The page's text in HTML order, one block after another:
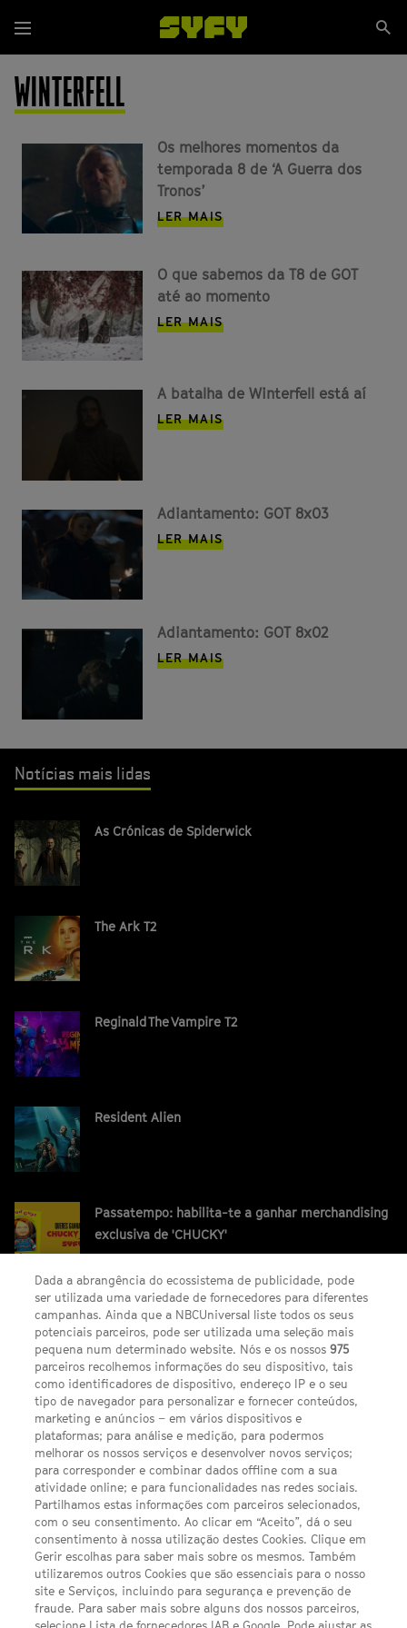
para
o
conteúdo
principal
Menu
WINTERFELL
Os melhores momentos da
temporada 8 de ‘A Guerra dos
Tronos’
LER MAIS
O que sabemos da T8 de GOT
até ao momento
LER MAIS
A batalha de Winterfell está aí
LER MAIS
Adiantamento: GOT 8x03
LER MAIS
Adiantamento: GOT 8x02
LER MAIS
Notícias mais lidas
As Crónicas de Spiderwick
The Ark T2
Reginald The Vampire T2
Resident Alien
Passatempo: habilita-te a ganhar merchandising
exclusiva de 'CHUCKY'
SEGUE-NOS
FACEBOOK
TWITTER
YOUTUBEINSTAGRAM
LINKS ÚTEIS
Escolhas de Anúncios
Política de privacidade
Termos E Condições
FILMES
Dada a abrangência do ecossistema de publicidade, pode
ser utilizada uma variedade de fornecedores para diferentes
campanhas. Ainda que a NBCUniversal liste todos os seus
potenciais parceiros, pode ser utilizada uma seleção mais
pequena num determinado website. Nós e os nossos975
parceiros recolhemos informações do seu dispositivo, tais
como identificadores de dispositivo, endereço IP e o seu
tipo de navegador para personalizar e fornecer conteúdos,
marketing e anúncios – em vários dispositivos e
plataformas; para análise e medição, para podermos
melhorar os nossos serviços e desenvolver novos serviços;
para corresponder e combinar dados offline com a sua
atividade online; e para funcionalidades nas redes sociais.
Partilhamos estas informações com parceiros selecionados,
com o seu consentimento. Ao clicar em “Aceito”, dá o seu
consentimento à nossa utilização destes Cookies. Clique em
Gerir escolhas para saber mais sobre os mesmos. Também
utilizaremos outros Cookies que são essenciais para o nosso
site e Serviços, incluindo para segurança e prevenção de
fraude. Para saber mais sobre alguns dos nossos parceiros,